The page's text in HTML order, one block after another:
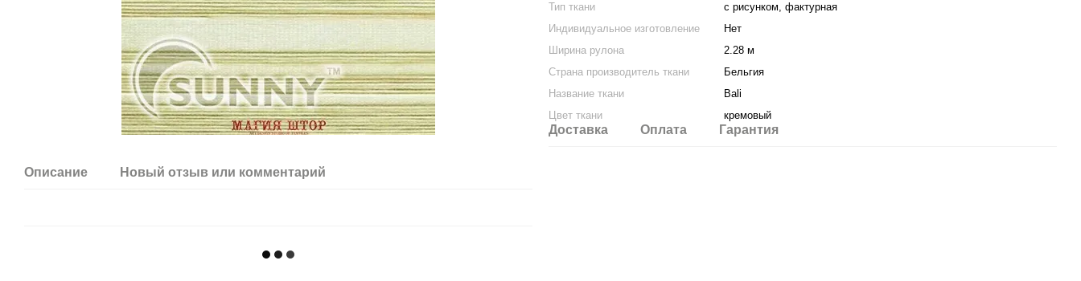
Описание Новый отзыв или комментарий
Тип ткани
с рисунком, фактурная
Индивидуальное изготовление
Нет
Ширина рулона
2.28 м
Страна производитель ткани
Бельгия
Название ткани
Bali
Цвет ткани
кремовый
Доставка Оплата Гарантия